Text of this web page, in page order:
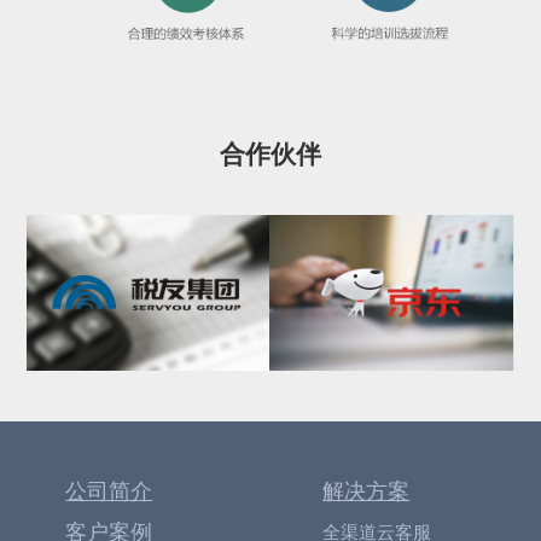
合作伙伴
公司简介
客户案例
解决方案
全渠道云客服